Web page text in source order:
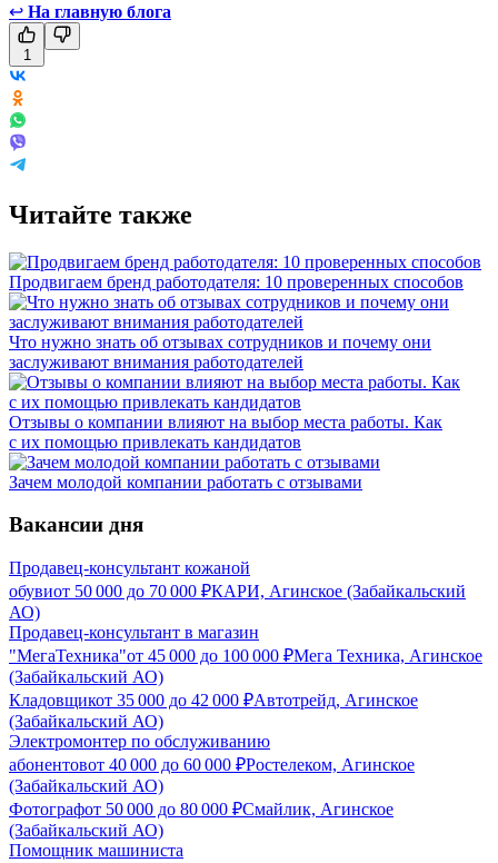
↩ На главную блога
1
Читайте также
Продвигаем бренд работодателя: 10 проверенных способов
Что нужно знать об отзывах сотрудников и почему они
заслуживают внимания работодателей
Отзывы о компании влияют на выбор места работы. Как
с их помощью привлекать кандидатов
Зачем молодой компании работать с отзывами
Вакансии дня
Продавец-консультант кожаной
обувиот 50 000 до 70 000 ₽КАРИ, Агинское (Забайкальский
АО)
Продавец-консультант в магазин
"МегаТехника"от 45 000 до 100 000 ₽Мега Техника, Агинское
(Забайкальский АО)
Кладовщикот 35 000 до 42 000 ₽Автотрейд, Агинское
(Забайкальский АО)
Электромонтер по обслуживанию
абонентовот 40 000 до 60 000 ₽Ростелеком, Агинское
(Забайкальский АО)
Фотографот 50 000 до 80 000 ₽Смайлик, Агинское
(Забайкальский АО)
Помощник машиниста